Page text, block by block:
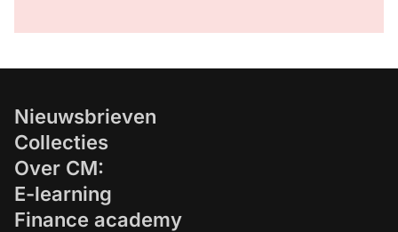
Nieuwsbrieven
Collecties
Over CM:
E-learning
Finance academy